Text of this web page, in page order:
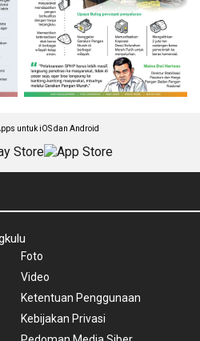
untuk iOS dan Android
Foto
Video
Ketentuan Penggunaan
Kebijakan Privasi